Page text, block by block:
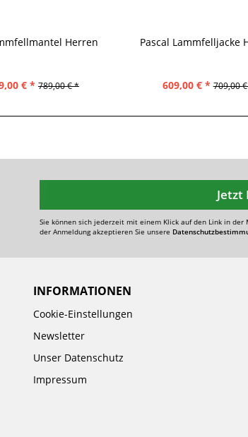
Herren
€ * 789,00 € *
Pascal Lammfelljacke
609,00 € * 709,00
Jetzt
Sie können sich jederzeit mit einem Klick auf den Link in
der Anmeldung akzeptieren Sie unsere
INFORMATIONEN
Cookie-Einstellungen
Newsletter
Unser Datenschutz
Impressum